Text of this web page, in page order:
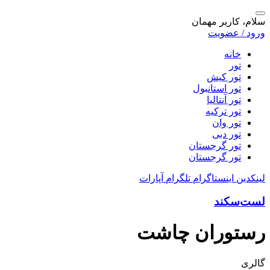
سلام، کاربر مهمان
ورود / عضویت
خانه
تور
تور کیش
تور استانبول
تور آنتالیا
تور ترکیه
تور وان
تور دبی
تور گرجستان
تور گرجستان
لینکدین اینستاگرام تلگرام آپارات
لست‌سکند
رستوران چاشت
گالری